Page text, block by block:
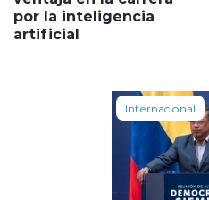
por la inteligencia
artificial
Internacional